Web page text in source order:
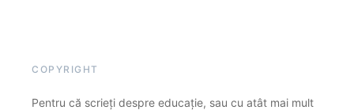
COPYRIGHT
Pentru că scrieți despre educație, sau cu atât mai mult